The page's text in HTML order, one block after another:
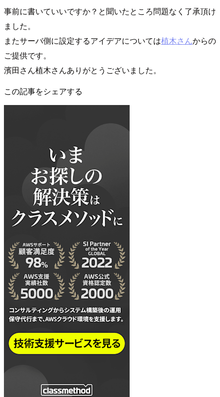
事前に書いていいですか？と聞いたところ問題なく了承頂け
ました。
またサーバ側に設定するアイデアについては植木さんからの
ご提供です。
濱田さん植木さんありがとうございました。
この記事をシェアする